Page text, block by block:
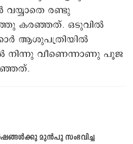
വയ്യാതെ രണ്ടു
കരഞ്ഞത്. ഒടുവിൽ
ആശുപത്രിയിൽ
നിന്നു വീണെന്നാണു പൂജ
മുൻപു സംഭവിച്ച